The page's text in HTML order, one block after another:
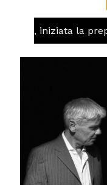
iniziata la